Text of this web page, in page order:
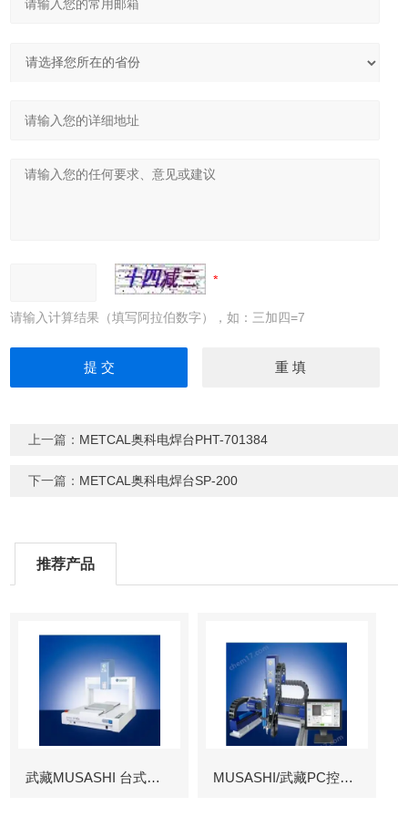
请输入计算结果（填写阿拉伯数字），如：三加四=7
上一篇： METCAL奥科电焊台PHT-701384
下一篇： METCAL奥科电焊台SP-200
推荐产品
武藏MUSASHI 台式涂布机械臂 MUSASHI/武藏PC控制图像识别机械臂